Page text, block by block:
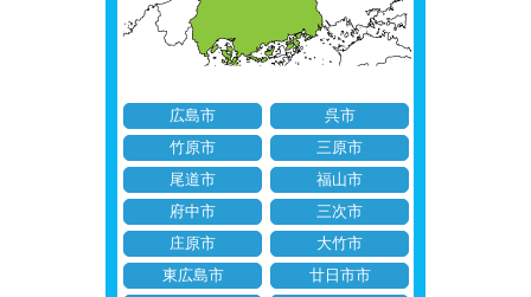
広島市
呉市
竹原市
三原市
尾道市
福山市
府中市
三次市
庄原市
大竹市
東広島市
廿日市市